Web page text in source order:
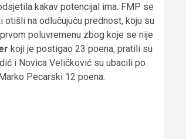
kakav potencijal ima. FMP se
otišli na odlučujuću prednost, koju su
poluvremenu zbog koje se nije
koji je postigao 23 poena, pratili su
i Novica Veličković su ubacili po
Pecarski 12 poena.